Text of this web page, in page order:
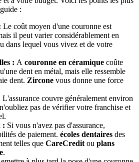
:
Le coût moyen d'une couronne est
il peut varier considérablement en
dans lequel vous vivez et de votre
: A couronne en céramique coûte
dent en métal, mais elle ressemble
dent. Zircone vous donne une force
L'assurance couvre généralement environ
pas de vérifier votre franchise et
: Si vous n'avez pas d'assurance,
de paiement. écoles dentaires des
telles que CareCreditou plans
.